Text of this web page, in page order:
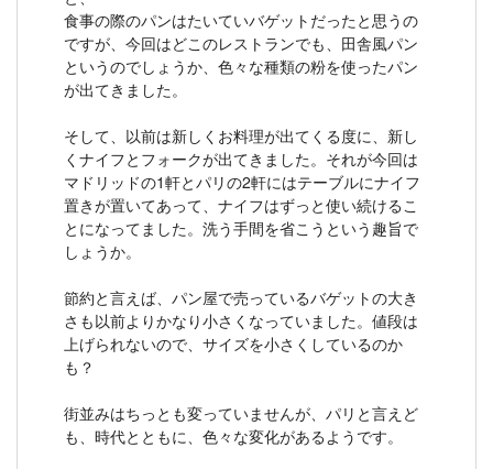
食事の際のパンはたいていバゲットだったと思うの
ですが、今回はどこのレストランでも、田舎風パン
というのでしょうか、色々な種類の粉を使ったパン
が出てきました。
そして、以前は新しくお料理が出てくる度に、新し
くナイフとフォークが出てきました。それが今回は
マドリッドの1軒とパリの2軒にはテーブルにナイフ
置きが置いてあって、ナイフはずっと使い続けるこ
とになってました。洗う手間を省こうという趣旨で
しょうか。
節約と言えば、パン屋で売っているバゲットの大き
さも以前よりかなり小さくなっていました。値段は
上げられないので、サイズを小さくしているのか
も？
街並みはちっとも変っていませんが、パリと言えど
も、時代とともに、色々な変化があるようです。